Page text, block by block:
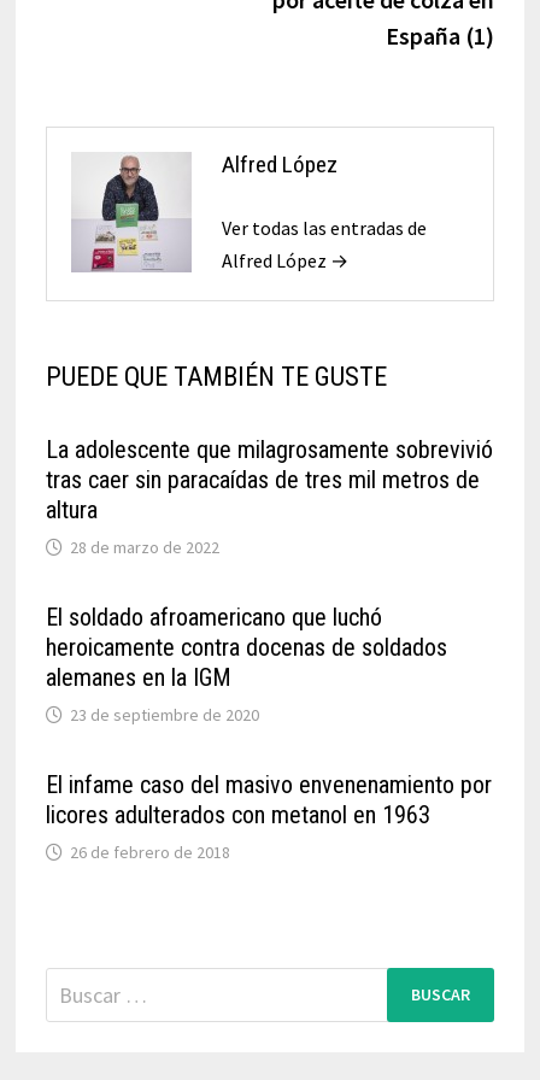
España (1)
Alfred López
Ver todas las entradas de
Alfred López →
PUEDE QUE TAMBIÉN TE GUSTE
La adolescente que milagrosamente sobrevivió
tras caer sin paracaídas de tres mil metros de
altura
28 de marzo de 2022
El soldado afroamericano que luchó
heroicamente contra docenas de soldados
alemanes en la IGM
23 de septiembre de 2020
El infame caso del masivo envenenamiento por
licores adulterados con metanol en 1963
26 de febrero de 2018
Buscar: